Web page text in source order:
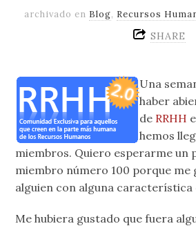
archivado en Blog, Recursos
SHARE
Una
haber
de RRHH
hemos
miembros. Quiero esperarme un
miembro número 100 porque me
alguien con alguna característica
Me hubiera gustado que fuera